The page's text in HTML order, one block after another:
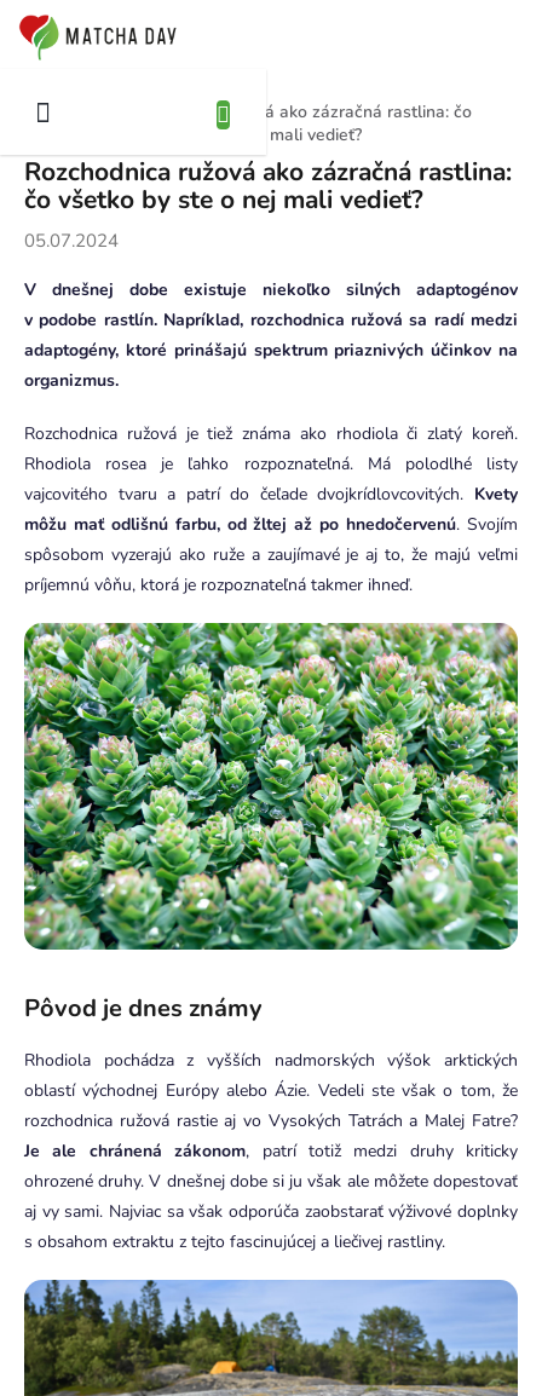
Prejsť
obsah
Domov
Rozchodnica ružová ako zázračná rastlina: čo
všetko by ste o nej mali vedieť?
Rozchodnica ružová ako zázračná rastlina:
čo všetko by ste o nej mali vedieť?
05.07.2024
V dnešnej dobe existuje niekoľko silných adaptogénov
v podobe rastlín. Napríklad, rozchodnica ružová sa radí medzi
adaptogény, ktoré prinášajú spektrum priaznivých účinkov na
organizmus.
Rozchodnica ružová je tiež známa ako rhodiola či zlatý koreň.
Rhodiola rosea je ľahko rozpoznateľná. Má polodlhé listy
vajcovitého tvaru a patrí do čeľade dvojkrídlovcovitých. Kvety
môžu mať odlišnú farbu, od žltej až po hnedočervenú. Svojím
spôsobom vyzerajú ako ruže a zaujímavé je aj to, že majú veľmi
príjemnú vôňu, ktorá je rozpoznateľná takmer ihneď.
Pôvod je dnes známy
Rhodiola pochádza z vyšších nadmorských výšok arktických
oblastí východnej Európy alebo Ázie. Vedeli ste však o tom, že
rozchodnica ružová rastie aj vo Vysokých Tatrách a Malej Fatre?
Je ale chránená zákonom, patrí totiž medzi druhy kriticky
ohrozené druhy. V dnešnej dobe si ju však ale môžete dopestovať
aj vy sami. Najviac sa však odporúča zaobstarať výživové doplnky
s obsahom extraktu z tejto fascinujúcej a liečivej rastliny.